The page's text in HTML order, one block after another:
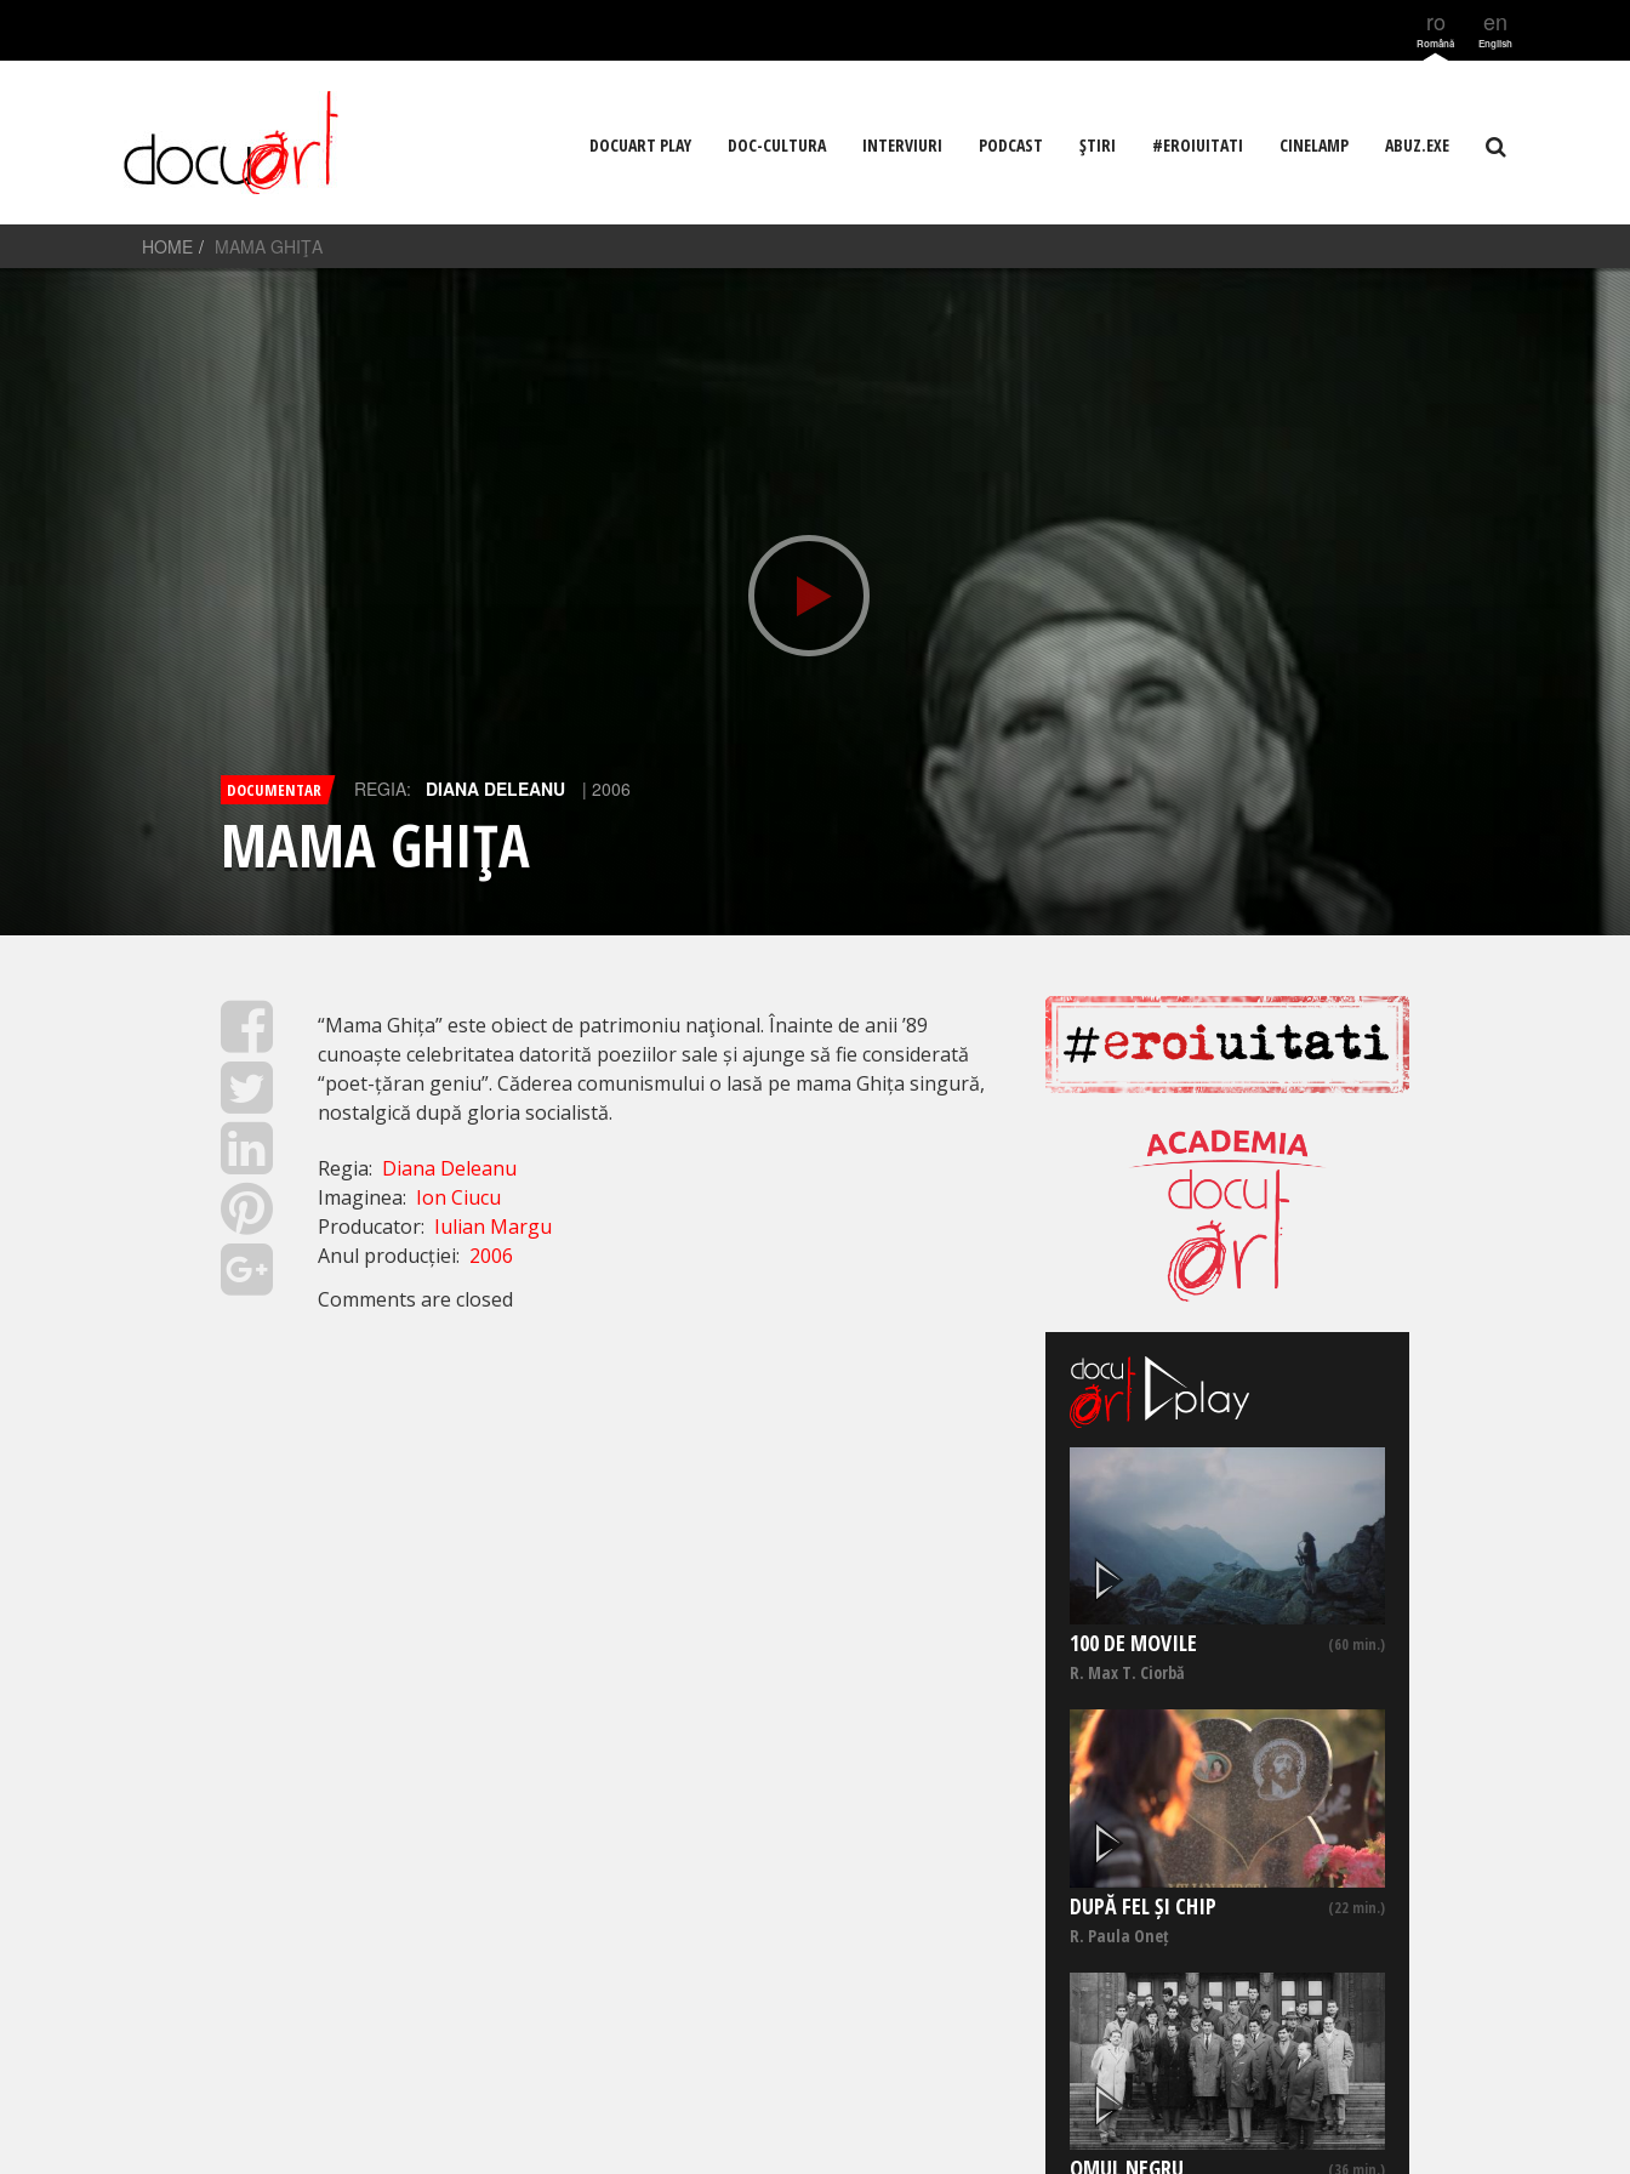
ro
Română
en
English
DOCUART PLAY DOC-CULTURA INTERVIURI PODCAST ŞTIRI #EROIUITATI CINELAMP ABUZ.EXE
HOME MAMA GHIŢA
DOCUMENTAR REGIA: DIANA DELEANU | 2006
MAMA GHIŢA
“Mama Ghița” este obiect de patrimoniu naţional. Înainte de anii ’89
cunoaște celebritatea datorită poeziilor sale și ajunge să fie considerată
“poet-țăran geniu”. Căderea comunismului o lasă pe mama Ghița singură,
nostalgică după gloria socialistă.
Regia: Diana Deleanu
Imaginea: Ion Ciucu
Producator: Iulian Margu
Anul producției: 2006
Comments are closed
100 DE MOVILE (60 min.)
R. Max T. Ciorbă
DUPĂ FEL ȘI CHIP (22 min.)
R. Paula Oneț
OMUL NEGRU (36 min.)